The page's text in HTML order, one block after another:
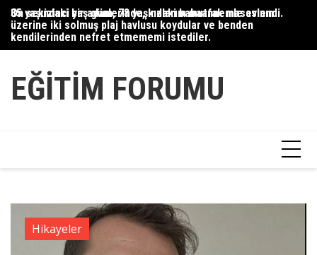
Skip
content
35 yaşındaki bir adam, 78 yaşındaki babaannemle evlendi.
On sekizinci yaş günlerinde, kızlarım mutfak masasının
üzerine iki solmuş plaj havlusu koydular ve benden
kendilerinden nefret etmememi istediler.
EĞITIM FORUMU
Hikayeler